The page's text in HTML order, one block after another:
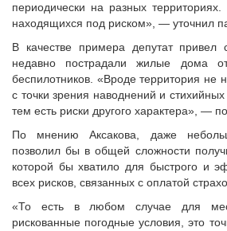
периодически на разных
находящихся под риском», — уточнил
В качестве примера депутат привел
недавно пострадали жилые дома
беспилотников. «Вроде территория не
с точки зрения наводнений и
тем есть риски другого характера», —
По мнению Аксакова, даже
позволил бы в общей сложности
которой бы хватило для быстрого и
всех рисков, связанных с оплатой
«То есть в любом случае для
рискованные погодные условия, это